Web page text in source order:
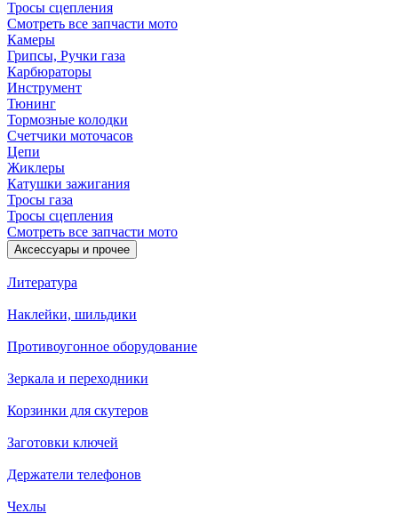
Тросы сцепления
Смотреть все запчасти мото
Камеры
Грипсы, Ручки газа
Карбюраторы
Инструмент
Тюнинг
Тормозные колодки
Счетчики моточасов
Цепи
Жиклеры
Катушки зажигания
Тросы газа
Тросы сцепления
Смотреть все запчасти мото
Аксессуары и прочее
Литература
Наклейки, шильдики
Противоугонное оборудование
Зеркала и переходники
Корзинки для скутеров
Заготовки ключей
Держатели телефонов
Чехлы